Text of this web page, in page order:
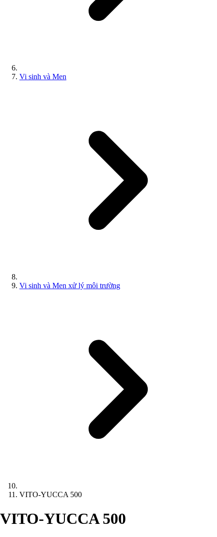
Vi sinh và Men
Vi sinh và Men xử lý môi trường
VITO-YUCCA 500
VITO-YUCCA 500